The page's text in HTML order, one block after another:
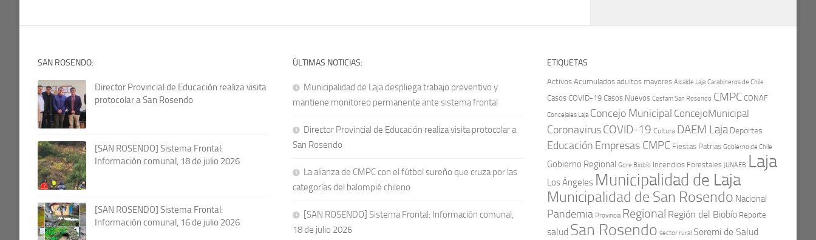
SAN ROSENDO:
Director Provincial de Educación realiza visita
protocolar a San Rosendo
[SAN ROSENDO] Sistema Frontal:
Información comunal, 18 de julio 2026
[SAN ROSENDO] Sistema Frontal:
Información comunal, 16 de julio 2026
ÚLTIMAS NOTICIAS:
Municipalidad de Laja despliega trabajo preventivo y
mantiene monitoreo permanente ante sistema frontal
Director Provincial de Educación realiza visita protocolar a
San Rosendo
La alianza de CMPC con el fútbol sureño que cruza por las
categorías del balompié chileno
[SAN ROSENDO] Sistema Frontal: Información comunal,
18 de julio 2026
ETIQUETAS
Activos Acumulados adultos mayores Alcalde Laja Carabineros de Chile
Casos COVID-19 Casos Nuevos Cesfam San Rosendo CMPC CONAF
Concejales Laja Concejo Municipal ConcejoMunicipal
CoronavirusCOVID-19 Cultura DAEM Laja Deportes
Educación Empresas CMPC Fiestas Patrias Gobierno de Chile
Gobierno Regional Gore Biobío Incendios Forestales JUNAEB Laja
Los Ángeles Municipalidad de Laja
Municipalidad de San Rosendo Nacional
Pandemia Provincia Regional Región del Biobío Reporte
salud San Rosendo sector rural Seremi de Salud